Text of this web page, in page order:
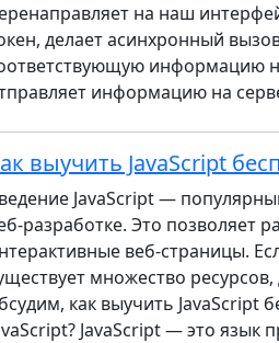
на наш
делает асинхронный
информацию
информацию на
выучить JavaScript
JavaScript —
разработке. Это позволяет
веб-страницы.
множество
как выучить JavaScript
JavaScript — это язык